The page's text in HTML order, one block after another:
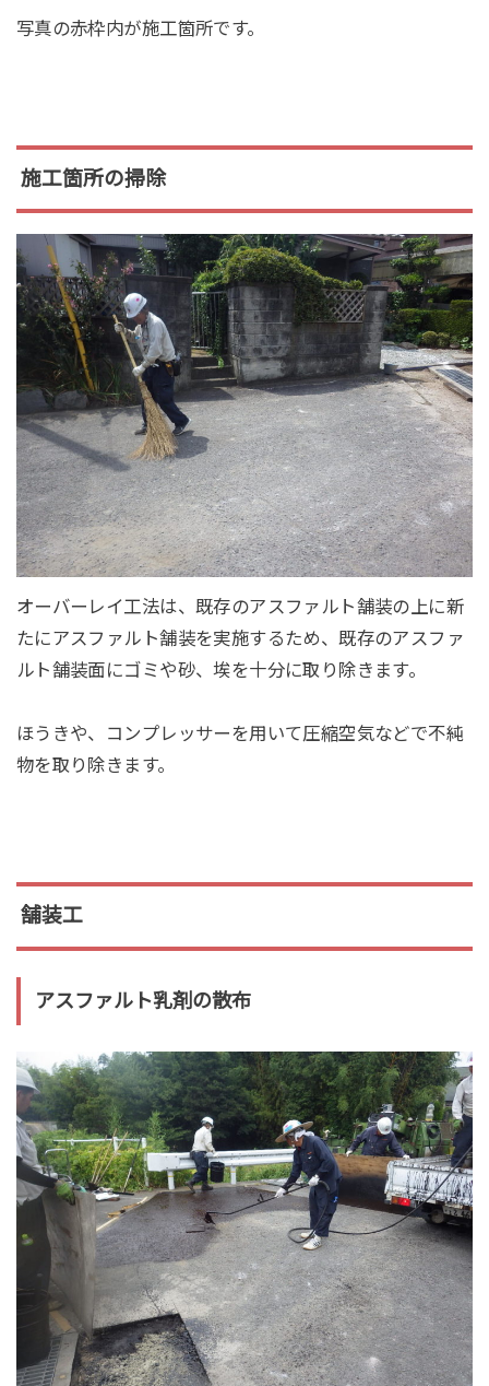
写真の赤枠内が施工箇所です。
施工箇所の掃除
オーバーレイ工法は、既存のアスファルト舗装の上に新
たにアスファルト舗装を実施するため、既存のアスファ
ルト舗装面にゴミや砂、埃を十分に取り除きます。
ほうきや、コンプレッサーを用いて圧縮空気などで不純
物を取り除きます。
舗装工
アスファルト乳剤の散布